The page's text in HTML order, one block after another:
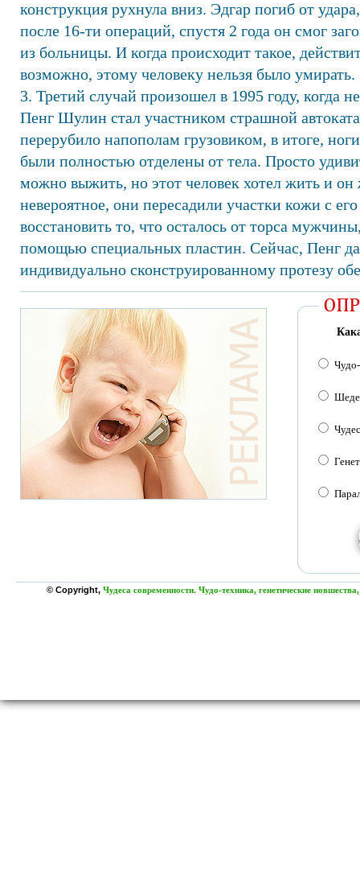
конструкция рухнула вниз. Эдгар погиб от
после 16-ти операций, спустя 2 года он смог
из больницы. И когда происходит такое,
возможно, этому человеку нельзя было умирать.
3. Третий случай произошел в 1995 году, когда
Пенг Шулин стал участником страшной
перерубило напополам грузовиком, в итоге,
были полностью отделены от тела. Просто
можно выжить, но этот человек хотел жить и он
невероятное, они пересадили участки кожи с
восстановить то, что осталось от торса
помощью специальных пластин. Сейчас, Пенг
индивидуально сконструированному протезу
© Copyright, Чудеса современности. Чудо-техника, генетические